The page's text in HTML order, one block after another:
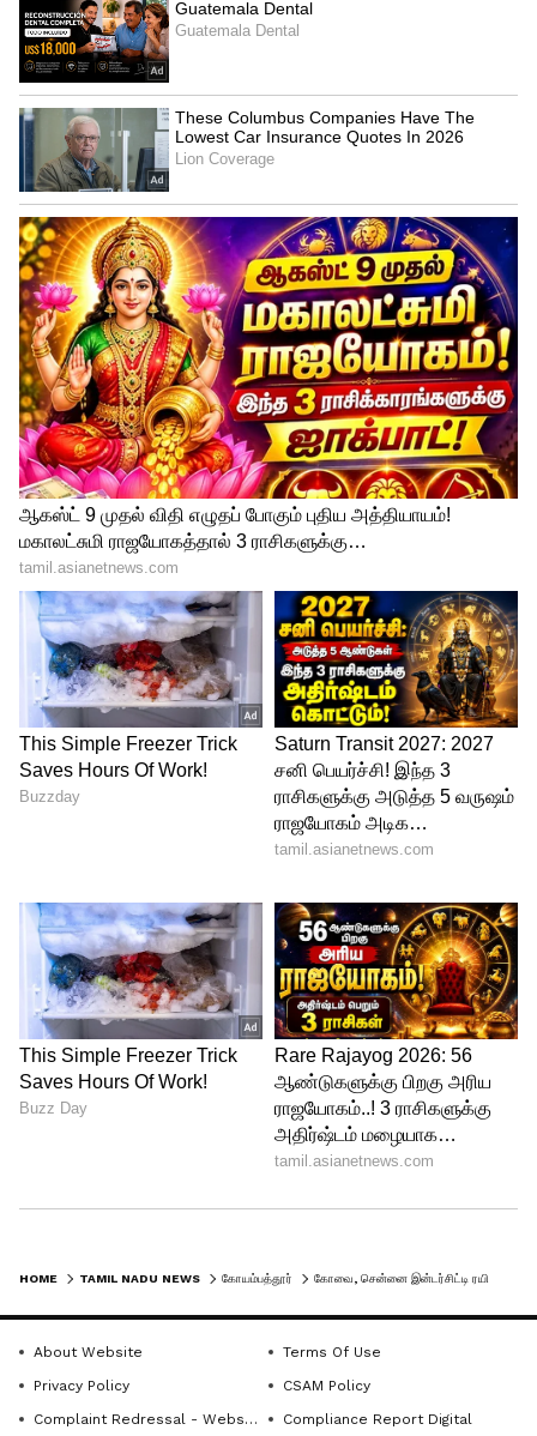
HOME TAMIL NADU NEWS கோயம்பத்தூர்
About Website
Terms Of Use
Privacy Policy
CSAM Policy
Complaint Redressal - Website
Compliance Report Digital